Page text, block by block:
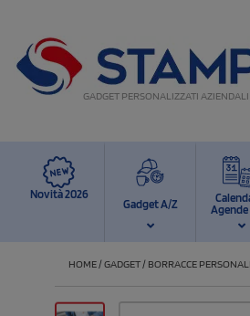
GADGET PERSONALIZZATI
Novità 2026
Gadget A/Z
Agende
HOME /GADGET / BORRACCE